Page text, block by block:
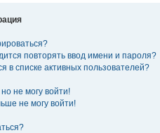
повторять ввод имени и пароля?
в списке активных пользователей?
не могу войти!
не могу войти!